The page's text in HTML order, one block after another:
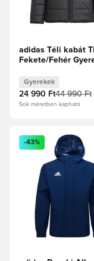
adidas Téli kabát
Fekete/Fehér
Gyerekek
24 990 Ft44 990 Ft
Sok méretben kapható
Megnyit egy
-43%